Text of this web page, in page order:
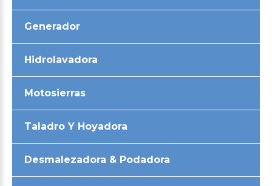
Generador
Hidrolavadora
Motosierras
Taladro Y Hoyadora
Desmalezadora & Podadora